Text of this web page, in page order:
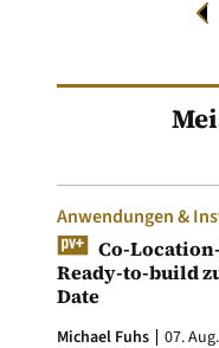
Anwendungen &
Co-
Ready-to-build
Date
Michael Fuhs 07.